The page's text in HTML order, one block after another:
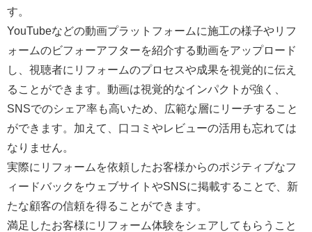
す。
YouTubeなどの動画プラットフォームに施工の様子やリフ
ォームのビフォーアフターを紹介する動画をアップロード
し、視聴者にリフォームのプロセスや成果を視覚的に伝え
ることができます。動画は視覚的なインパクトが強く、
SNSでのシェア率も高いため、広範な層にリーチすること
ができます。加えて、口コミやレビューの活用も忘れては
なりません。
実際にリフォームを依頼したお客様からのポジティブなフ
ィードバックをウェブサイトやSNSに掲載することで、新
たな顧客の信頼を得ることができます。
満足したお客様にリフォーム体験をシェアしてもらうこと